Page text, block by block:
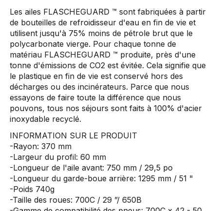
Les ailes FLASCHEGUARD ™ sont fabriquées à partir
de bouteilles de refroidisseur d'eau en fin de vie et
utilisent jusqu'à 75% moins de pétrole brut que le
polycarbonate vierge. Pour chaque tonne de
matériau FLASCHEGUARD ™ produite, près d'une
tonne d'émissions de CO2 est évitée. Cela signifie que
le plastique en fin de vie est conservé hors des
décharges ou des incinérateurs. Parce que nous
essayons de faire toute la différence que nous
pouvons, tous nos séjours sont faits à 100% d'acier
inoxydable recyclé.
INFORMATION SUR LE PRODUIT
-Rayon: 370 mm
-Largeur du profil: 60 mm
-Longueur de l'aile avant: 750 mm / 29,5 po
-Longueur du garde-boue arrière: 1295 mm / 51 "
-Poids 740g
-Taille des roues: 700C / 29 ”/ 650B